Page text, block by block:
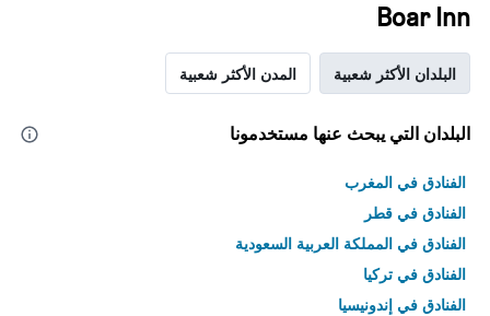
Boar Inn
البلدان الأكثر شعبية المدن الأكثر شعبية
البلدان التي يبحث عنها مستخدمونا
الفنادق في المغرب
الفنادق في قطر
الفنادق في المملكة العربية السعودية
الفنادق في تركيا
الفنادق في إندونيسيا